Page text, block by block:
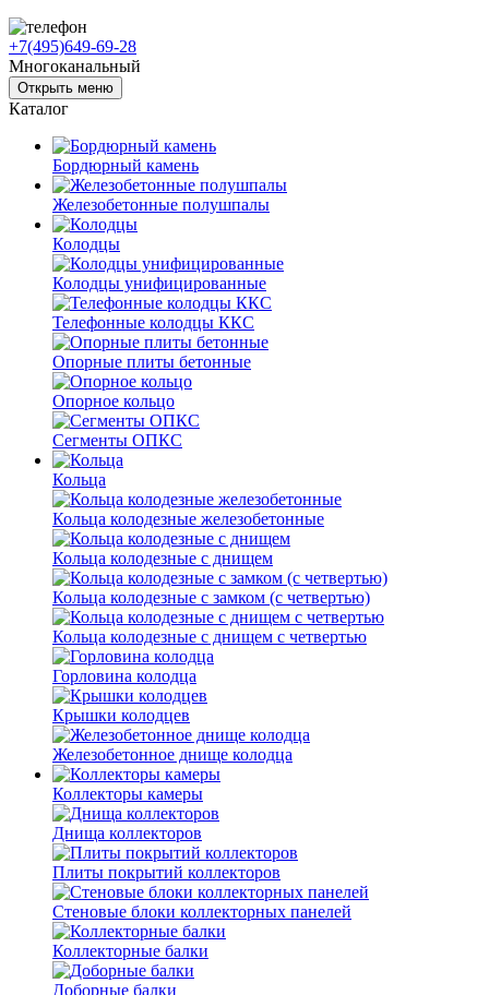
+7(495)649-69-28
Многоканальный
Открыть меню
Каталог
Бордюрный камень
Железобетонные полушпалы
Колодцы
Колодцы унифицированные
Телефонные колодцы ККС
Опорные плиты бетонные
Опорное кольцо
Сегменты ОПКС
Кольца
Кольца колодезные железобетонные
Кольца колодезные с днищем
Кольца колодезные с замком (с четвертью)
Кольца колодезные с днищем с четвертью
Горловина колодца
Крышки колодцев
Железобетонное днище колодца
Коллекторы камеры
Днища коллекторов
Плиты покрытий коллекторов
Стеновые блоки коллекторных панелей
Коллекторные балки
Доборные балки